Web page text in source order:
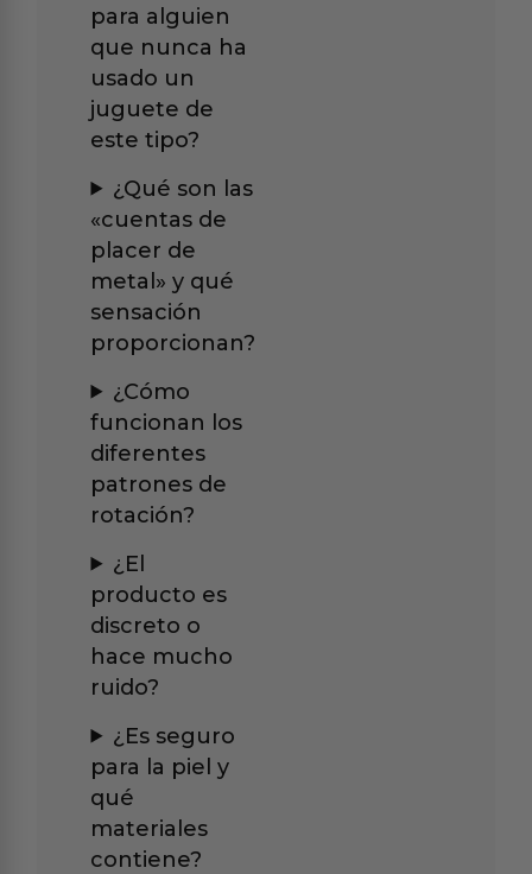
para alguien
que nunca ha
usado un
juguete de
este tipo?
¿Qué son las
«cuentas de
placer de
metal» y qué
sensación
proporcionan?
¿Cómo
funcionan los
diferentes
patrones de
rotación?
¿El
producto es
discreto o
hace mucho
ruido?
¿Es seguro
para la piel y
qué
materiales
contiene?